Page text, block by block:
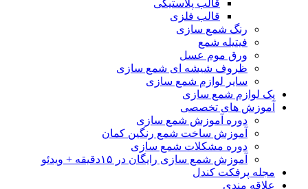
قالب پلاستیکی
قالب فلزی
رنگ شمع سازی
فیتیله شمع
ورق موم عسل
ظروف شیشه ای شمع سازی
سایر لوازم شمع سازی
پک لوازم شمع سازی
آموزش های تخصصی
دوره آموزش شمع سازی
آموزش ساخت شمع رنگین کمان
دوره مشکلات شمع سازی
آموزش شمع سازی رایگان در ۱۵دقیقه + ویدئو
مجله پرفکت کندل
علاقه مندی